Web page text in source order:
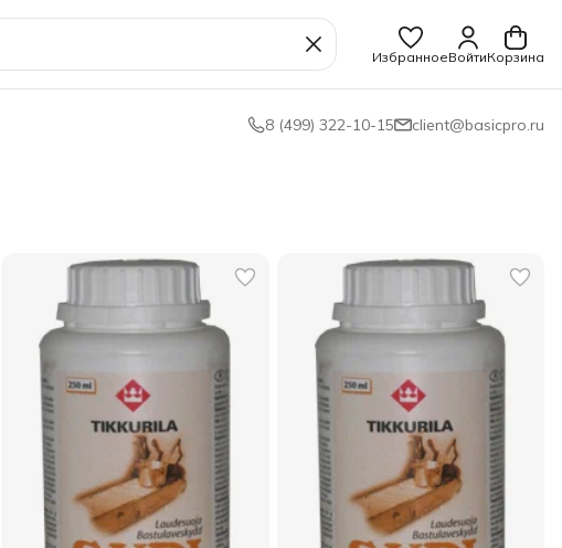
ИзбранноеВойтиКорзина
8 (499) 322-10-15 client@basicpro.ru